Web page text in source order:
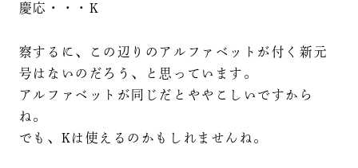
慶応・・・K
察するに、この辺りのアルファベットが付く新元
号はないのだろう、と思っています。
アルファベットが同じだとややこしいですから
ね。
でも、Kは使えるのかもしれませんね。